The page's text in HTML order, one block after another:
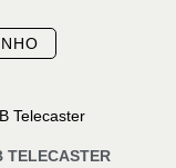
TELECASTER